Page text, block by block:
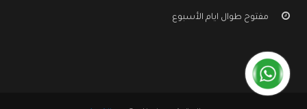
مفتوح طوال ايام الأسبوع